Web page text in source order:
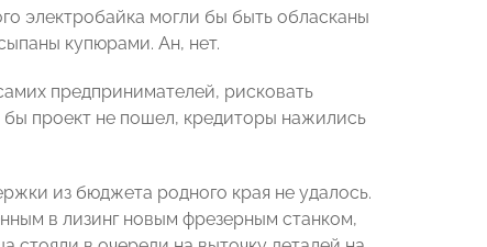
электробайка могли бы быть обласканы
купюрами. Ан, нет.
предпринимателей, рисковать
бы проект не пошел, кредиторы нажились
из бюджета родного края не удалось.
в лизинг новым фрезерным станком,